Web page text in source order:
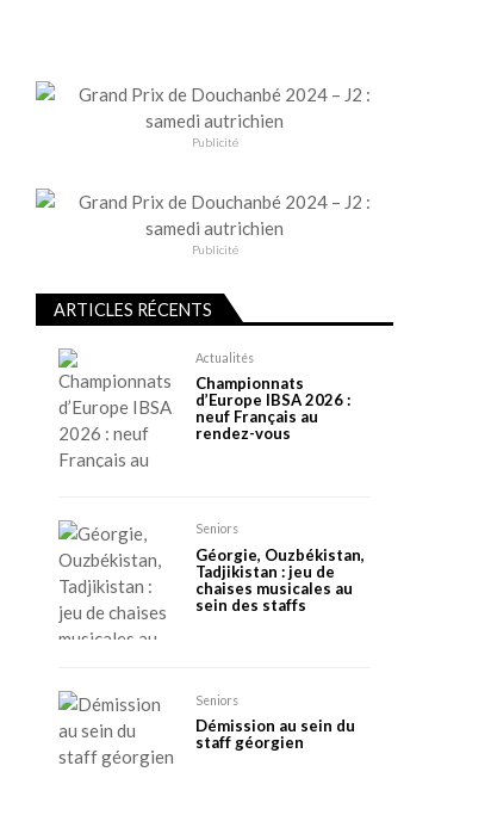
Publicité
Publicité
ARTICLES RÉCENTS
Actualités
Championnats
d’Europe IBSA 2026 :
neuf Français au
rendez-vous
Seniors
Géorgie, Ouzbékistan,
Tadjikistan : jeu de
chaises musicales au
sein des staffs
Seniors
Démission au sein du
staff géorgien